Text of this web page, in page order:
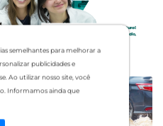
semelhantes para melhorar a
publicidades e
Ao utilizar nosso site, você
Informamos ainda que